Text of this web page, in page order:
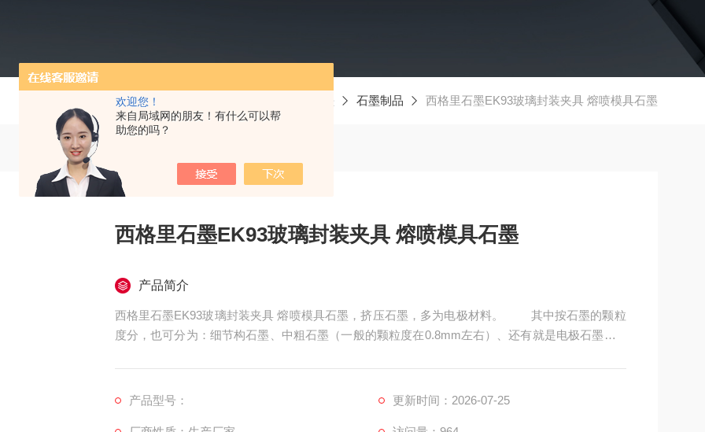
欢迎您！
来自局域网的朋友！有什么可以帮
助您的吗？
当前位置：首页 德国西格里石墨 石墨制品 西格里石墨EK93玻璃封装夹具 熔喷模具石墨
西格里石墨EK93玻璃封装夹具 熔喷模具石墨
产品简介
西格里石墨EK93玻璃封装夹具 熔喷模具石墨，挤压石墨，多为电极材料。 其中按石墨的颗粒
度分，也可分为：细节构石墨、中粗石墨（一般的颗粒度在0.8mm左右）、还有就是电极石墨（2-
产品型号： 更新时间：2026-07-25